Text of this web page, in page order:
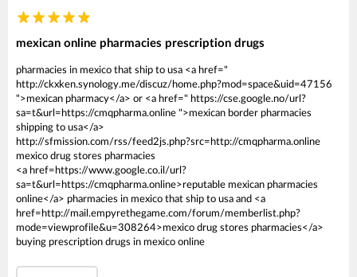
mexican online pharmacies prescription drugs
pharmacies in mexico that ship to usa <a href="
http://ckxken.synology.me/discuz/home.php?mod=space&uid=47156
">mexican pharmacy</a> or <a href=" https://cse.google.no/url?
sa=t&url=https://cmqpharma.online ">mexican border pharmacies
shipping to usa</a>
http://sfmission.com/rss/feed2js.php?src=http://cmqpharma.online
mexico drug stores pharmacies
<a href=https://www.google.co.il/url?
sa=t&url=https://cmqpharma.online>reputable mexican pharmacies
online</a> pharmacies in mexico that ship to usa and <a
href=http://mail.empyrethegame.com/forum/memberlist.php?
mode=viewprofile&u=308264>mexico drug stores pharmacies</a>
buying prescription drugs in mexico online